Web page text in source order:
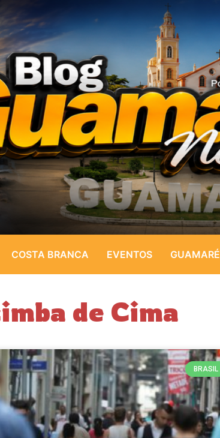
COSTA BRANCA EVENTOS GUAMARÉ
de Cima
BRASIL